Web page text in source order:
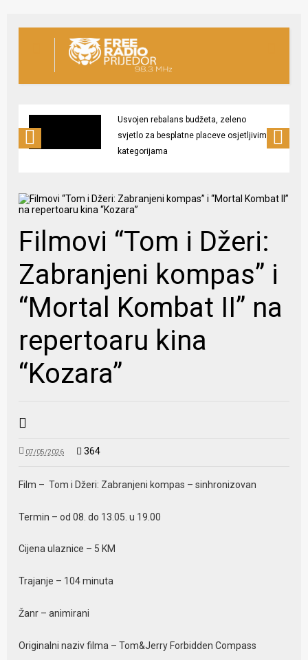
Usvojen rebalans budžeta, zeleno
svjetlo za besplatne placeve osjetljivim
kategorijama
Filmovi “Tom i Džeri:
Zabranjeni kompas” i
“Mortal Kombat II” na
repertoaru kina
“Kozara”
07/05/2026 364
Film – Tom i Džeri: Zabranjeni kompas – sinhronizovan
Termin – od 08. do 13.05. u 19.00
Cijena ulaznice – 5 KM
Trajanje – 104 minuta
Žanr – animirani
Originalni naziv filma – Tom&Jerry Forbidden Compass